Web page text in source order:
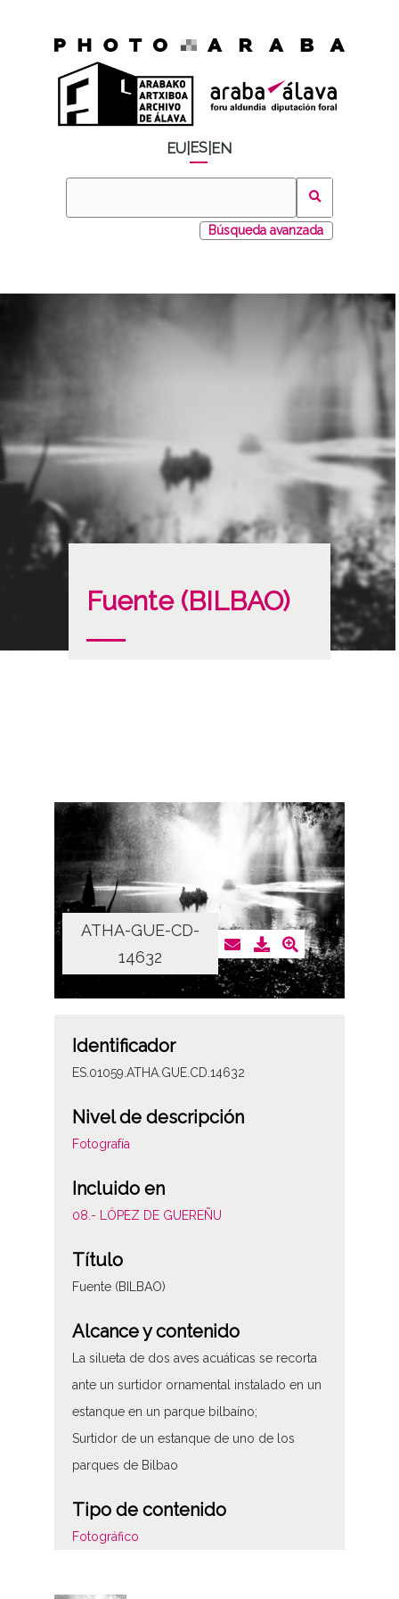
EU ES EN
Búsqueda avanzada
Fuente (BILBAO)
ATHA-GUE-CD-
14632
Identificador
ES.01059.ATHA.GUE.CD.14632
Nivel de descripción
Fotografía
Incluido en
08.- LÓPEZ DE GUEREÑU
Título
Fuente (BILBAO)
Alcance y contenido
La silueta de dos aves acuáticas se recorta
ante un surtidor ornamental instalado en un
estanque en un parque bilbaíno;
Surtidor de un estanque de uno de los
parques de Bilbao
Tipo de contenido
Fotográfico